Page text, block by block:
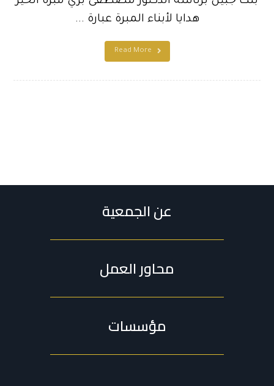
هدايا لأبناء المبرة عبارة ...
Read More
عن الجمعية
محاور العمل
مؤسسات